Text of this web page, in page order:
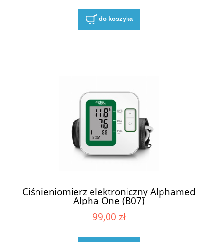
do koszyka
Ciśnieniomierz elektroniczny Alphamed
Alpha One (B07)
99,00 zł